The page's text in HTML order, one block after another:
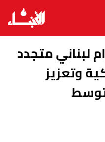
لبناني متجدد
وتعزيز